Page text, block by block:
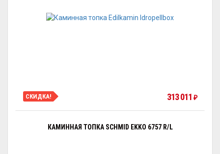
СКИДКА! 313 011 ₽
КАМИННАЯ ТОПКА SCHMID EKKO 6757 R/L